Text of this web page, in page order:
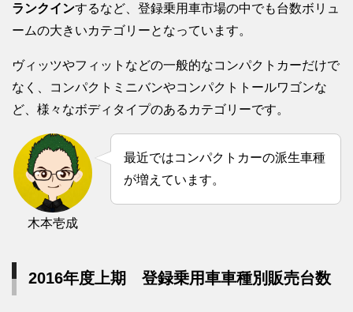
ランクインするなど、登録乗用車市場の中でも台数ボリュ
ームの大きいカテゴリーとなっています。
ヴィッツやフィットなどの一般的なコンパクトカーだけで
なく、コンパクトミニバンやコンパクトトールワゴンな
ど、様々なボディタイプのあるカテゴリーです。
木本壱成
最近ではコンパクトカーの派生車種
が増えています。
2016年度上期 登録乗用車車種別販売台数